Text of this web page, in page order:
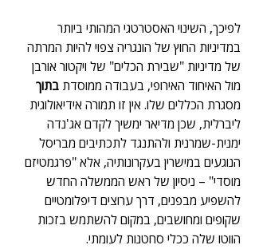
לפיכך, השינוי האסטרטגי המהותי ביותר
במדיניות החוץ של הונגריה צפוי להיות המרתה
של מדיניות "שבירת הכלים" של ויקטור אורבן
מול האיחוד האירופי, בעבודה ממוסדת בתוך
מסגרת הכללים שלו. אין זו תמורה אידיאולוגית
ליברלית, שכן מדיאר ימשיך לקדם אג'נדה
ימנית-שמרנית ולהתנגד לתכתיבים מבריסל
הנוגעים במישרין בעקרונותיה, אלא "פרגמטיזם
מוסדי" – ניסיון של ראש הממשלה החדש
להשפיע מבפנים, דרך ערוצים דיפלומטיים
שקופים ומחושבים, במקום להשתמש בזכות
הווטו שלה ככלי סחטנות לעומתי.